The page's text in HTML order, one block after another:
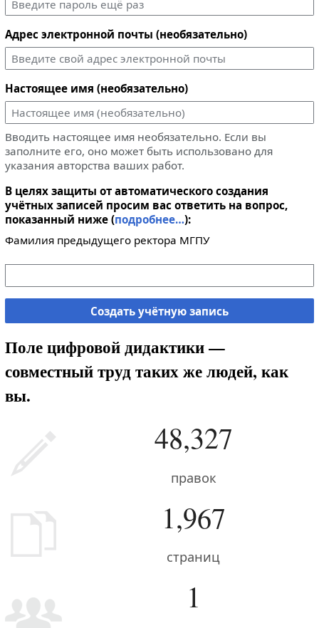
Адрес электронной почты (необязательно)
Настоящее имя (необязательно)
Вводить настоящее имя необязательно. Если вы
заполните его, оно может быть использовано для
указания авторства ваших работ.
В целях защиты от автоматического создания
учётных записей просим вас ответить на вопрос,
показанный ниже (подробнее…):
Фамилия предыдущего ректора МГПУ
Создать учётную запись
Поле цифровой дидактики —
совместный труд таких же людей, как
вы.
48,327
правок
1,967
страниц
1